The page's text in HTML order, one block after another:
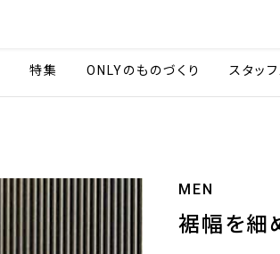
特集 ONLYのものづくり スタッ
MEN
裾幅を細